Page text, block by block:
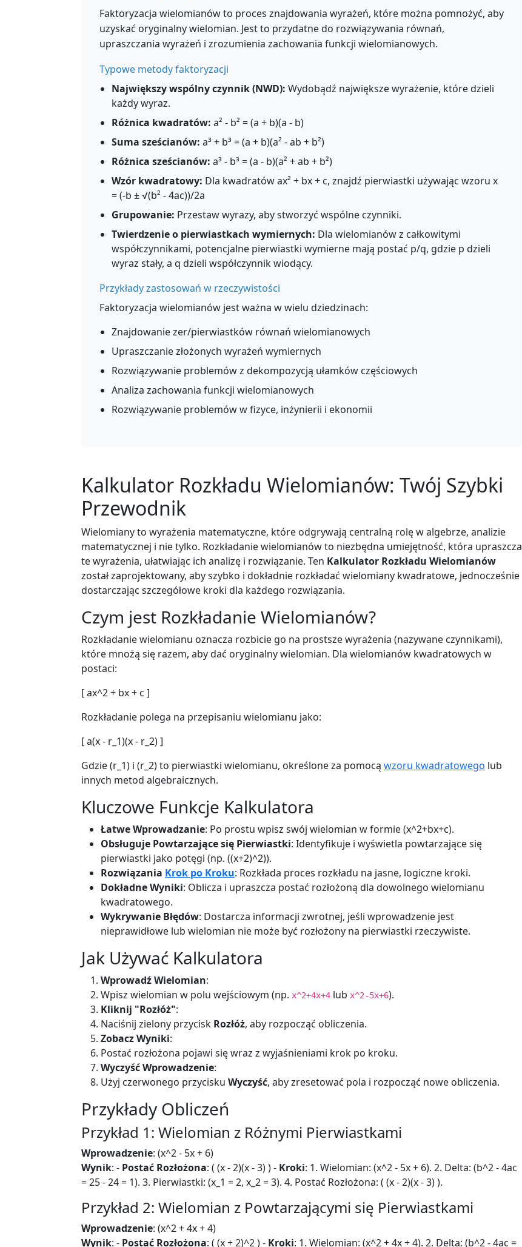
Faktoryzacja wielomianów to proces znajdowania wyrażeń, które można pomnożyć, aby
uzyskać oryginalny wielomian. Jest to przydatne do rozwiązywania równań,
upraszczania wyrażeń i zrozumienia zachowania funkcji wielomianowych.
Typowe metody faktoryzacji
Największy wspólny czynnik (NWD): Wydobądź największe wyrażenie, które dzieli
każdy wyraz.
Różnica kwadratów: a² - b² = (a + b)(a - b)
Suma sześcianów: a³ + b³ = (a + b)(a² - ab + b²)
Różnica sześcianów: a³ - b³ = (a - b)(a² + ab + b²)
Wzór kwadratowy: Dla kwadratów ax² + bx + c, znajdź pierwiastki używając wzoru x
= (-b ± √(b² - 4ac))/2a
Grupowanie: Przestaw wyrazy, aby stworzyć wspólne czynniki.
Twierdzenie o pierwiastkach wymiernych: Dla wielomianów z całkowitymi
współczynnikami, potencjalne pierwiastki wymierne mają postać p/q, gdzie p dzieli
wyraz stały, a q dzieli współczynnik wiodący.
Przykłady zastosowań w rzeczywistości
Faktoryzacja wielomianów jest ważna w wielu dziedzinach:
Znajdowanie zer/pierwiastków równań wielomianowych
Upraszczanie złożonych wyrażeń wymiernych
Rozwiązywanie problemów z dekompozycją ułamków częściowych
Analiza zachowania funkcji wielomianowych
Rozwiązywanie problemów w fizyce, inżynierii i ekonomii
Kalkulator Rozkładu Wielomianów: Twój Szybki
Przewodnik
Wielomiany to wyrażenia matematyczne, które odgrywają centralną rolę w algebrze, analizie
matematycznej i nie tylko. Rozkładanie wielomianów to niezbędna umiejętność, która upraszcza
te wyrażenia, ułatwiając ich analizę i rozwiązanie. Ten Kalkulator Rozkładu Wielomianów
został zaprojektowany, aby szybko i dokładnie rozkładać wielomiany kwadratowe, jednocześnie
dostarczając szczegółowe kroki dla każdego rozwiązania.
Czym jest Rozkładanie Wielomianów?
Rozkładanie wielomianu oznacza rozbicie go na prostsze wyrażenia (nazywane czynnikami),
które mnożą się razem, aby dać oryginalny wielomian. Dla wielomianów kwadratowych w
postaci:
[ ax^2 + bx + c ]
Rozkładanie polega na przepisaniu wielomianu jako:
[ a(x - r_1)(x - r_2) ]
Gdzie (r_1) i (r_2) to pierwiastki wielomianu, określone za pomocą wzoru kwadratowego lub
innych metod algebraicznych.
Kluczowe Funkcje Kalkulatora
Łatwe Wprowadzanie: Po prostu wpisz swój wielomian w formie (x^2+bx+c).
Obsługuje Powtarzające się Pierwiastki: Identyfikuje i wyświetla powtarzające się
pierwiastki jako potęgi (np. ((x+2)^2)).
Rozwiązania Krok po Kroku: Rozkłada proces rozkładu na jasne, logiczne kroki.
Dokładne Wyniki: Oblicza i upraszcza postać rozłożoną dla dowolnego wielomianu
kwadratowego.
Wykrywanie Błędów: Dostarcza informacji zwrotnej, jeśli wprowadzenie jest
nieprawidłowe lub wielomian nie może być rozłożony na pierwiastki rzeczywiste.
Jak Używać Kalkulatora
Wprowadź Wielomian:
Wpisz wielomian w polu wejściowym (np. x^2+4x+4 lub x^2-5x+6).
Kliknij "Rozłóż":
Naciśnij zielony przycisk Rozłóż, aby rozpocząć obliczenia.
Zobacz Wyniki:
Postać rozłożona pojawi się wraz z wyjaśnieniami krok po kroku.
Wyczyść Wprowadzenie:
Użyj czerwonego przycisku Wyczyść, aby zresetować pola i rozpocząć nowe obliczenia.
Przykłady Obliczeń
Przykład 1: Wielomian z Różnymi Pierwiastkami
Wprowadzenie: (x^2 - 5x + 6)
Wynik: - Postać Rozłożona: ( (x - 2)(x - 3) ) - Kroki: 1. Wielomian: (x^2 - 5x + 6). 2. Delta: (b^2 - 4ac
= 25 - 24 = 1). 3. Pierwiastki: (x_1 = 2, x_2 = 3). 4. Postać Rozłożona: ( (x - 2)(x - 3) ).
Przykład 2: Wielomian z Powtarzającymi się Pierwiastkami
Wprowadzenie: (x^2 + 4x + 4)
Wynik: - Postać Rozłożona: ( (x + 2)^2 ) - Kroki: 1. Wielomian: (x^2 + 4x + 4). 2. Delta: (b^2 - 4ac =